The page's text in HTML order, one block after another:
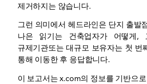
제거하지는 않습니다.
그런 의미에서 헤드라인은 단지 출발
나은 읽기는 건축업자가 어떻게,
규제기관또는 대규모 보유자는 첫 번
통해 이동한 후 응답합니다.
이 보고서는 x.com의 정보를 기반으